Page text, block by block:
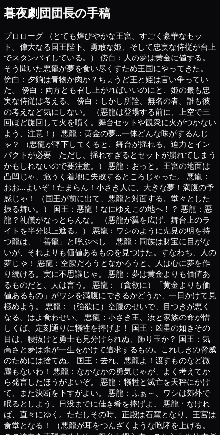
暮夜劇団団長の手稿
プロローグ （とても煌びやかな王宮。すごく豪華なセット。偉大なる国王陛下、勇敢な姫、そして忠実な侍従が台上でスタンバイしている。） 傍白：人の夢は黄金に値する。そう聞いた悪龍が夢を食い尽くすため王国にやってきた。 傍白：夕餉は青物か肉か？ちょうど王と姫は言い争っていた。 傍白：両方とも召し上がればいいのにと、姫の最も忠実な侍従は考える。 傍白：しかし所詮、無名の者。誰も彼の考えなど気にしない。 （悪龍は登場する前に、上空で三回ほど旋回して火を噴く。舞台セットや観衆に火がつかないよう、注意！） 悪龍：黄金の夢…一体どんな味がするんじゃ？ （悪龍が降下してくると、舞台が揺れる。迫力とインパクトが必要！ただし、揺れすぎるとセットが崩れてしまうかもしれないので要注意。） 悪龍：おっと。王宮の地面は凸凹じゃ、危うく着地に失敗するところじゃった。 悪龍：おお…よいぞ！たまらん！小さき人に、大きな夢！満腹の予感じゃ！ （国王が前に出て、悪龍と対面する。堂々とした振る舞い。） 国王：悪龍！なにゆえこの地へ！？ 悪龍：悪龍？礼儀がなっとらんな。 （悪龍が翼を広げ、舞台上のライトを半分以上遮る。） 悪龍：ワシのように先見の明を持つ龍は、「善龍」と呼ぶべし！ 悪龍：同族は財宝に目がないが、それよりも価値あるものを見つけた。すなわち、人の夢じゃ！ 悪龍：空腹だろうとなかろうと、人は心に夢を作り続ける。実に不思議じゃ。 悪龍：夢は黄金よりも価値あるものだと、人は言う。 悪龍：（貪欲に）「黄金よりも価値あるもの」がワシを満腹にできるかどうか、一日かけて見極めよう。 悪龍：（強欲に）空腹のせいで、目つきが悪くなる。はよ食わせい。 悪龍：小さき王、汝と家族の命が惜しくば、定刻通りに犠牲を捧げよ！ 国王：凶星の如きその目は、腰抜けと勇士も見分けられぬ、飾り玉か？ 国王：気高さと夢は余が一生をかけて追求するもの。これしきの脅威のためには捨てぬ。 国王：去れ、悪龍よ！渡すものなど微塵もないわ！ 悪龍：なかなかの勇気じゃが、よく考えてから発言したほうがよいぞ。 悪龍：犠牲と滅亡を天秤にかけて、また決断を下すがよい。 悪龍：ふぁ～、ワシは郊外で眠るとしよう。日没までに佳き肴を捧げよ。 悪龍：なければ、直々にゆく。ただしその時、正殿は石窯となり、王宮は食堂となる！ （悪龍が耳をつんざくような咆哮を上げる。この迫力を表現するため、舞台も揺らす。こちらもやりすぎに注意するか、背景をロープなどで固定したほうがいいかも。悪龍が舞台を去る際については、火を噴く必要なし。経費はこの後の大きなシーンで使うべき。） 傍白：悪龍は王宮を去った。郊外で一休みしながら、王の晩餐を待つのだ。 傍白：威厳ある王は屈することなく、部隊を作り悪龍を倒そうとしていた。 姫：（姫様が登場するとき、必ずスポットライトを当てること！）王国を守るため、夢喰いの悪龍を私が打ち砕きます。 国王：娘よ！己の身分を弁えなさい！ 国王：姫なのだぞ、わがままは通らぬ。 国王：戦場はぬしの居場所ではない、王宮の寝室にいよ。 姫：陛下の教えなのに——気高さと夢を諦めぬことを忘れたのですか！ 姫：私は姫であり、戦士でもある。王国の民と苦楽を分かち合わねば！ 姫：悪龍が迫る中、高みの見物をしていられませぬ。 国王：戦士である前に、姫であろう。 国王：娘を危険な目に遭わせる父親はどこにもおらぬ。 国王：それにほんの数年前まで、ぬしはまだ… 忠実な侍従：（スポットライトは必要なし）コホン！陛下、ご安心を！必ず姫様を守り抜いて見せます！ 国王：功績も名声もないぬしの言に、どうして安心できようか？ （国王がレオンを下がらせる） 国王：仕方ない、王国の名高き勇者たちを姫に同行させるとしよう。 傍白：王国の名高き勇者は、三名とも腕利きで武勇に優れていた。 傍白：彼らは城外で、順番に殿上の時を待っていた。 （三人の勇者が登場するシーンでは、全員にスポットライトを当てること。一緒に鳥の羽根を舞わせてもいいかもしれない。） 傍白：偉業の作り手、武勇に名高き英傑——勇者甲。 傍白：数ある功績と、冒険譚は万人に謳われている。 傍白：ろう者を除けば、王国に彼の名を知らぬ者はいない。 （勇者甲が剣を持って歩を進め、観衆の方を向く。声量は、他の登場人物よりも三割以上大きくすること。） 勇者甲：友よ！俺の功績を知らない？じゃ、耳を澄ましてよく聞けよ！ 傍白：優柔不断で慎重すぎる策士——勇者乙。 傍白：しかし彼は、幾度も危難を乗り越えてきた。 傍白：及び腰との批判もあれば、思慮深いとの賞賛もある。 （勇者乙が前に出て、同じように観衆の方を向く。） 勇者乙：さ…策略で勝てるなら、正攻法など無駄。良計は、一朝一夕には成せない… 勇者乙：お…恐れているだと？わ、私だって、百戦錬磨の勇者なんだぞ！ 傍白：経験豊富な龍殺しの宗匠——勇者丙。 傍白：「龍殺しなんか野菜を切るより簡単だよな…って、俺だけ？」 傍白：彼は過去の戦利品を並べながら、その伝説を詳しく語る。 （勇者丙が前に出て、箱からマントを取り出し、観衆に見せつける。） 勇者丙：見ろ、この貴重なマントには長い物語がある… 傍白：勇者たちはみな、闘志満々の様子である。 姫：凝った肩書きね。一体どんなこだわりなのかしら？ 忠実な侍従：最近は、本の中の肩書きで名を彩るのが流行りのようです。 姫：へえ、知らなかったわ！私の見識不足ね。 国王：よく来たな、勇者たちよ！困難と危険に満ちた旅になるが、武運を祈る！ （勇者全員にスポットライトを当て、観衆に姿を見せる。） 勇者甲：過去の勝利に誓って、今日も必ず、成功を姫様に捧げよう！ 勇者甲：俺がいれば心配いらない。悪龍ごとき、朝飯前だ！ 勇者乙：…あ、悪龍など恐るるに足らず！ 勇者乙：策を立てれば、悪龍は長居を恐れてすぐ立ち去るでしょう。 勇者丙：どっちも一理あるけど、お手並み拝見のチャンスはないかもな。 勇者丙：俺が無数の龍を殺してきたのは有名だろ。悪龍も、恐れてとっくに逃げたんじゃないか。 傍白：こうして姫は忠実な侍従を連れて… 傍白：三人の武勇名高き勇者と共に、すぐさま悪龍討伐に赴いた。 （全員退場。その際、明るい未来を暗示して、ライトで役者たちの進む方向を照らすのもいいかもしれない。ただし、観衆にライトが当たらないよう気をつけること。クレームが来てしまったら困るので。） インタールード·其の一 （郊外、湖畔の森。遠くの丘に城が見える。木々のセットはリアルに。事前に舞台上に落ち葉などを敷いて、悪龍が上空を飛ぶときに巻き上がるようにすれば、よりリアルさを強調できる！） 傍白：郊外にあるとっておきの湖畔。そよ風と緑の前には、心まで爽やかになる。 傍白：悪龍はここへ降り立ち、一休みすることにした。 （悪龍が遠くから飛んで来て、舞台の周りを三周飛ぶ。それ以上飛んでも問題はないが、セットを燃やさないためにも火は噴かないこと。） 悪龍：遠くの城は、木にとまる小鳥のようじゃな。小人は晩餐を用意してくれたじゃろうか？ 悪龍：真昼の地面は熱すぎる。日陰に移ったほうが良さそうじゃの。 （悪龍が木の陰に降り立ち、体を丸めて休む。その際、背景を倒さないよう、しっぽに注意すること。） 悪龍：（疲れた感じで）美食のためにはるばるやってきたが、用事を言いつけたら腹が減ってしまったわい。 悪龍：もしやつが応じなければ、堪忍袋の緒も切れてしまうやもしれんな。 傍白：こうして木陰で休んでいると、向こうから商人のような男が慌ただしくやってきた。 （商人登場。早歩きで悪龍のそばを通り過ぎる。） 商人：（怒りながら）クソッ、騒がしいやつのせいで、大して商売しないうちに店じまいだ！ 商人：行商人とはいえ、長い道のりを生きてきたんだ。なのに、あれがこの国のおもてなしってわけか？ 商人：あの大声のやつ、とんでもないぜ。長年商売をやってきて、あんな理不尽な買い手は初めて見た。 商人：値段が高けりゃ涙ながらに「たかられた」、値段を安くすりゃ「商品の品質が悪い」ときた。 商人：どこかの目利きかと思って値切ってやったが、結局弄ばれただけじゃないか！ 商人：物を買う気なんか最初からなくて、買い物って「挑戦」にただ負けたくなかったんだ！ 傍白：商人が毒突いていると、またご立腹の人がやってきた。 （冒険者登場。商人とすれ違う。） 冒険者：ツイてない！悪龍を追いかけなきゃなのに、訳の分からんやつの相手をする暇はないんだ。 冒険者：冒険者として悪龍を放っておけない。あいつ…思い出しただけで腹が立つ！ 冒険者：やつの肩書きを知らないと言ったら、大きな過ちかのようにしつこく言ってきて。 冒険者：その上、悪龍を追っても無駄だ、勝ちたいだけかなんて言って、僕を侮辱したんだ。 勇者甲：（舞台裏）悪龍、出てこい！無意味な抵抗はやめろ！ 商人：この声！やつだ！ 冒険者：きっとやつだ！ （商人と冒険者がいきり立ちながら周囲を見回し、勇者甲の姿を探す。ここで幕が下りる。心情をよりリアルに表すため、舞台に上がる前に、役者たちには彼らの夕食が勇者甲に盗まれたと想像してもらおう。） 悪龍：騒がしい小人じゃ。姿も見んうちに、気分を害されるとはの。 傍白：猛暑にも負けぬ勢いで悪龍を追いかけてきたのは、武勇に名高き英傑であった。 （勇者甲が剣を持って登場。意気揚々と、得意げな感じ。スポットライトを彼に当てること。） 勇者甲：ハッ！俺は随分有名みたいだ。悪龍でさえ、怯んで魂が抜けたらしい。 悪龍：小人のくせに大口を叩きおる。善龍も放っておけんのう。 勇者甲：やっと現れたな悪龍！探す手間が省けたぜ！（勇者甲が剣を抜いて悪龍に立ち向かい、攻撃しようとする。） 悪龍：意気揚々じゃが、汝の夢はいかなるものか、垣間見てやろう。 悪龍：ふむ——（勇者甲を観察し、感慨深い表情を浮かべる。） 勇者甲：悪龍、なぜ黙る？さては、俺の夢が偉大すぎて、呑み込めないんだな。 傍白：名高き英傑と悪龍が対峙していると、心配した姫様一行がようやく辿り着いた。 傍白：無名の侍従も戦場に目を光らせ、英傑の言葉に闘志を掻き立てられていた。 （レオン登場。勇者甲を見ながら、セリフを言う。） 忠実な侍従：恐れなどないようで、羨ましい。私にも勇気を示せる機会があれば… 勇者甲：おい、悪龍！話すのも怖いのか？この期に及んで怖気付いたか！ 悪龍：この夢は大きく見えるが空虚じゃ。心配せずとも、悪…善龍であるワシは、食すかどうか迷っておるだけじゃ。 勇者甲：口さがないやつめ！敵に回っただけで、よくも俺を貶してくれたな！ 勇者甲：尊敬できる相手だと思っていたのに、こんなに陰険な策に出るとは。 勇者甲：英傑である俺は、決してお前の奸智に屈しない。悪龍よ、恥を知れ！（勇者甲が前に進み、悪龍と交戦しようとする。悪龍は疲れたようにあくびをする。） 傍白：彼の熱弁に、姫も今まで押し殺してきた心の炎を抑えられなくなった。 （勇敢な姫様が登場！このシーンでは彼女の輝かしい印象を強調していないが、それでもスポットライトは必要。また、「心の炎を抑えられない」というのはあくまでも比喩なので、実際に舞台を燃やさないように。ところで、ライトの色を赤にする方法はないだろうか？ふむ、ヴァルベリーの果汁を塗ってみるか…） 姫：平和な寝室にはとうに飽いた。いつになれば、最前線で共に戦えるの？ 悪龍：反論が面倒だっただけじゃが、善龍たるワシは追い詰められんとしている。 悪龍：前菜を食べ過ぎると食欲が減るが、こだわらずともよいじゃろう。 傍白：そう言って悪龍は英傑の夢を丸呑みにし、みなを驚愕させた。 （漆黒の光が勇者甲の鎧から放たれる。悪龍は翼を高く広げて身をかがめ、黒の光を喰らいつくす！勇者甲は地面に倒れ、宝剣を投げ捨てて呆然とする。倒れるとき、動作はなるべく軽く、背景を倒さないように——何しろ、勇者甲は鎧を着ているため。） 悪龍：思った通り、サクサクとして、食感だけは最高じゃ。 （悪龍は満足げに唇を舐め、場外へ飛んでいく。） 姫：英傑があっさり倒されるなんて。彼は本物でなく、ただ演説に秀でた者だったのね。 忠実な侍従：名声に見合う実力を持っていなかったようです。虚勢を張れば、いずれ辛酸を舐める。 傍白：悪龍の腹は満たされず——一行はただ彼の飛び去って行く姿を見送った。 （ここで幕を下ろす。観衆に姫様の勇姿を見せるため、幕が完全に下りるまで、姫は舞台の中央に立ち続けること！） インタールード·其の二 （王城。城門のところ、旗が風にはためいて音を鳴らし、威厳と壮大さを醸し出す。悪龍は窓から劇場に飛び入り、城門の前に着地して周囲を見渡す。城壁に着地したほうがよりいい表現になるが、舞台セットが悪龍の重さに耐えきれないかもしれないので、やはり城門の前に着地で！） 傍白：飛び去った悪龍は、城門近くで休むことにした。 悪龍：昼間なのに、守衛がおらん。死を恐れたんじゃろうか。 傍白：悪龍が堂々とここで休んでいると、すぐに姫様一行が追いついてきた。 傍白：最初に悪龍を見つけたのは、最前列で道を切り開く忠実な騎士だ。 （レオンが登場し、セリフを観客に向かって発する。） 忠実な侍従：（決意）なんて傲慢な悪龍だ。姫様に近づけないと、私は陛下に約束した！ 忠実な侍従：（やや心配）旅立ちの時、自信満々だった策士なら、良い手があるかもしれない。 忠実な侍従：何せ、どんな困難や危機も、無事に乗り超えてきたらしい。 忠実な侍従：無謀な者は無謀ゆえに損失を受けた。お考えの深い策士こそ、知恵を持つはずだ。 忠実な侍従：万全な策がないまま、悪龍に挑むべきじゃない。 傍白：忠実な侍従は気を抜かず、見た情報を他の者に囁いた。 傍白：「悪龍が休んでいるうちに、じっくり策を練りましょう」。 傍白：すると、姫は悪龍を起こさないよう、そっと近づいた。 （姫登場。レオンの前に立ち、観客の方へセリフ。） 姫：策士の言はもっともね。無謀な戦いをしてはいけない。 姫：あなたが悪龍に気づいたおかげで、主導権を握れるわ。 忠実な侍従：もったいないお言葉です。責務を全うしただけですから。 姫：いいえ、賞罰を公平に与えるのは当然のこと。名誉を謙遜する必要はないわ。 姫：策士が着いてきませんね。よろよろと歩いて、何か困りごとかしら？ 忠実な侍従：悪龍の災いを鎮める、いい案があるそうです。良策が多すぎて迷っているのやも。 傍白：しかし何を言っても慎重な策士は無言のままで、冴えない表情をしていた。 （勇者乙が登場。怖がっており、緊張している。） 勇者乙：…… 忠実な侍従：勇者さま、悪龍はすぐそこ。どうか妙策をご教示ください。 勇者乙：…み、妙策？よ、予想した状況とかけ離れていて、策の修正に時間がかかりそうだ… 悪龍：ははっ！構やせん、夕方まで、策を練るには十分な時間じゃろう。 （城門の前で匍匐していた悪龍が突然頭を上げて、空に向かって火を噴く！ただし、旗を燃やさないように注意。舞台セットに耐火性はないから、本当に燃えてしまったら面倒だ。） 姫：悪龍が喋った？狸寝入りで、私たちが引っかかるのを待っていたのね！ 勇者乙：あっ！ （勇者乙が真っ青になって舞台から逃げ出す。人々は呆然とした表情。） 傍白：勇者乙はすっかり怯えて、慈悲を乞うように地面に突っ伏した。 傍白：そして「ごめんなさい」と呟くと、躊躇なく城門へと逃げて行った。 傍白：姫と忠実な侍従は慌てて後を追い、残された悪龍は失笑してしまった。 悪龍：（さげすむ）国王ときたら、散々抵抗しおると思ったが、なんとも愉快で腹いっぱいじゃ。 傍白：忠実な侍従に逃げた策士を探させ、姫は悪龍の監視に戻った。 （セリフはないが、姫にスポットライトを当てる。） 姫：（観客の方を向いて独白する）まさか策士は口だけで、役立つ策なんて出せないの？ならどうやって国の平和を守れば… 姫：奇襲で討伐できたはずが、今はあちらが鋭気を養って待ち伏せている。 姫：策士が逃げたせいで、私の侍従も後を追っているわ。 姫：守衛のいない城の門は開け放たれて、無防備な姿を晒している。 傍白：遅れて来た老練な守衛は酔っていたが、足取りはしっかりしていた。 （老練な守衛が登場する） 老練な守衛：…ヒック。酒池肉林に女、平和な時代は実に良かった。 老練な守衛：裕福な家の偉いやつらは、俺たち小者の苦労なんざ知る由もない。 老練な守衛：何が悪龍で策士だ、でたらめに過ぎんさ。 老練な守衛：目も耳も衰えて、手は震えるし腰も痛い。絶対に俺の出る幕じゃないよな？ 傍白：若い守衛が小さな「教え」を受けたが、王国を守りたい気持ちは変わらなかった。 （若い守衛が登場する。） 若い守衛：姫様のために！あの悪龍を許さない！ 若い守衛：策士は尻尾を巻いて逃げ出すし、酔っぱらいの先輩も信用できない。僕しかいない！ 若い守衛：前線に立って、危機に瀕した王国を救い出し、貪欲な悪龍を駆除するんだ！ 若い守衛：（剣を抜いて前に立つ）悪龍よ！遺言があるなら、今のうちだぞ？ 悪龍：（愉快な）よいぞ！その腕、善龍たるワシに見せてみよ！ （悪龍が再び空に舞い上がり、若い守衛を見下ろす。守衛は一瞬の躊躇いもなく弓矢を手に取り、空に浮かぶ悪龍に向かって射る。ただ、本当に矢を放つのは危険であるため、人に当たらないよう、動きだけ真似するように！） 傍白：激戦の幕が切られたところに、忠実な侍従がやっと戻って来た。 （レオンがさっと登場する。この時、観客たちには若い守衛と悪龍に注目してもらうため、一応スポットライトを当てておこう。） 忠実な侍従：策士が見つからず…血気盛んな若者が不覚をとっていませんように。 忠実な侍従：あっ、一歩遅かった！私は姫様を守らねばならないのに！ 傍白：嘆いても遅い。すでに悪龍は彼に興味を持ってしまっていた。 （悪龍は疾風迅雷の勢いで若い守衛に向かって急降下する。守衛は慌てて弓を捨て、剣を抜いて応戦するが、激しい競り合いの末、若い守衛はとうてい悪龍には敵わず、吹き飛ばされてしまう。悪龍がそれを追いかけ、勝ちに乗じて守衛の鎧から溢れ出す黒い光を満足気に飲み込む。この戦闘には凄いエフェクトを使う！例えば、守衛の刃と悪龍の鋭い爪がぶつかった時、悪龍にこっそり火を噴かせて火花が散るような効果とか…） 傍白：無謀な行動に出た守衛の夢を、悪龍はいとも簡単に呑み込んだ。 若い守衛：うぅ…普段から自分の力を見極めていれば、こんな結果には… 悪龍：腹を満たすほどではないが、満足できる前菜じゃ。 悪龍：量は寂しいが、味は称賛に値する。 悪龍：食前の楽しみがこれほどあれば、晩餐はさらに美味になるじゃろう。 傍白：悪龍はみなの叫びに耳も貸さず、舌鼓を打って城門から飛び去っていく。 （悪龍が舞台を飛び去っていく。人々は呆然と悪龍の消えていった姿を眺める。閉幕。） インタールード·其の三 （郊外、村。開幕前に舞台裏で薪を燃やせば、煙で雰囲気を作っておけそうだ。） 傍白：姫様一行は悪龍の追討を誓い、郊外にやってきた。 傍白：忠実な侍従が先頭で、文句も言わず宗匠の荷物を運ぶ。 傍白：自称、百戦錬磨の「龍殺しの宗匠」は彼を見下すが、侍従はそれを受け流す。 （レオンは華麗に飾り立てられた重い宝箱を担ぎ上げ、苦労して舞台に上がる。） 忠実な侍従：無数の龍を殺めてきた彼に対し、私は無名の侍従。荷運びくらいしかできません。 忠実な侍従：石の中のこの剣は秘宝中の秘宝。選ばれし英雄にしか操れません。 忠実な侍従：百戦錬磨の龍殺しの宗匠が、剣で悪龍をどう裁くのか、実に見物です。 （悪龍は遠方から飛んできて、咆哮しながら炎を噴く。舞台上にある装飾用の日暮れセットを燃やす。日暮れの隣に防火パネルが設置してあるかどうか、事前に確認すること。事故防止のため、また観客からの苦情を避けるため、防火パネルが設置していなかった場合、日暮れを省略する必要あり。） 傍白：その時、村で一休みしようと悪龍が舞い降りて来た。 悪龍：どれどれ、黄金の夢はどこじゃろうな？ （勇者丙が登場。レオンの後ろを手ぶらでついてくる。） 勇者丙：悪龍よ。俺の肩書きを知るならば、さっさと去るがいい！ 悪龍：使い古された決まり文句じゃの、笑ってしまうわ。 勇者丙：俺は見識があるから、大目に見てやる。だが、気を付けろ。 勇者丙：俺が真の力を見せた時、後悔しても遅いからな。 悪龍：ははっ、実力もないくせに、大口を叩きおる。 悪龍：真の実力があるならば、善龍たるワシに見せてみよ。 傍白：そこへ、尊いお方も足跡を辿ってやってきた。 （スポットライトが舞台を端から一周なぞり、最後に姫を照らす。勇敢なる姫様の再登場だ！） 姫：悪龍を王国から追い出すのは、私の役目。 勇者丙：尊い姫様よ、悪龍に挑む許可をくれ。 勇者丙：幾度も戦い、宝を手にしてきた俺にとっちゃ、お安いご用だ。 姫：許します。凶暴ですから、どうか気を付けて。 勇者丙：谷に潜む毒龍を倒したときの財宝から、一番貴重なのを選んできた。（マントをなびかせる） 勇者丙：このマントがあれば、誰にも俺が見えまい。 （観客がマントに注目した瞬間、勇者丙が突然姿をくらます！） 勇者丙：人混みの中から、奇襲されようとしてるとは思わねぇだろ！ 悪龍：強いのかと思いきや、無意味な潜伏とは。 悪龍：もしやこれは茶番か？臆病者が逃げようとしておるだけやもしれん。 傍白：透明マントで隠れた彼を——誰が慧眼で見つけられるのか？ 勇者丙：よくも俺の名声を汚してくれた。熟練者に、恐れるものなし！ 勇者丙：立ち去るよう促したのに、好意を無にするとは…流石悪龍だ。 勇者丙：奥の手を使わせて、後悔しても遅いぞ。 悪龍：無駄に頭を絞らずとも、見せるものがあるならばさっさと見せろ。 勇者丙：こ、ここじゃ不便だ。向こうでな！ 傍白：悪龍は何も言わず、笑ったのか、笑わないのか——ともかく、彼に同意した。 （閉幕。幕が下りてから、舞台のセットを少し変える。日暮れセットの火を消すのを忘れないで！） 傍白：悪龍はすぐに、宗匠が指定した場所へ降り立つ。 傍白：姫様とその忠実な侍従も、小走りで後を駆けてきた。 傍白：宗匠は逡巡する…何か、策を練っているらしい。 （勇者丙登場。石に刺さった剣の周囲をうろうろするが、剣を抜こうとはしない。） 勇者丙：…悪龍よ、見せてやろう。龍殺しのやり方を！ 勇者丙：氷原を越え、山を登り、秘境に潜り、強欲な龍を討ち… 勇者丙：俺は、真の英雄にしか握れない唯一の宝剣を手に入れた。 勇者丙：察するならばこの場を去れ。さもないと、鋭利な宝剣は龍の鱗をも貫くぞ。 悪龍：ははははっ、小賢しい真似を。小人よ、無駄な努力はやめい。 悪龍：ワシは躱さんし避けんぞ。剣を抜いて、思う存分斬ればよい。 傍白：野次馬の村人たちは珍しがった。腕が鳴り、正体を確かめんとする者もいた。 傍白：立ち向かう農民——農具に慣れた手は、果たして剣の柄を握れるだろうか？ （農夫登場。農具を投げ捨てて、剣の傍に。） 農夫：体力と気力なら、王宮のやつらに必ずしも劣らない。 （農夫は渾身の力で剣を抜こうとするが、びくともしない。） 農夫：はっ！ダメだ、力には自信があったが、こいつは無理だ。 傍白：渾身の力を込めても、石の中の剣は微動だにしなかった。 傍白：姫様と忠実な侍従はそれぞれの理由で、挑戦を見送った。 傍白：黙って見てきた悪龍も、遂に我慢の限界に達す。 悪龍：（退屈そうに）はぁ、口争いにはもう飽いた。いつになれば、真の腕を見せてくれるんじゃ？ 悪龍：先延ばしせずに、今すぐ剣を抜くがよい！ 勇者丙：りゅ…龍殺しの宗匠は、言いなりになどならない。 悪龍：熟練の龍殺しなんぞ、どこにおる？口だけは確かに他より回るがの。 悪龍：宗匠などと笑わせおって。そこな子供に聞けばよい。汝のことを見抜いておるわ。 傍白：悪龍の言う通り、小人の小人も、鎧の下の本心を見抜くのだろうか？ （子供登場。悪龍を見て、勇者丙を眺める。） 子供：歌の中の悪龍だ！思ったより大きい！…でも怖く